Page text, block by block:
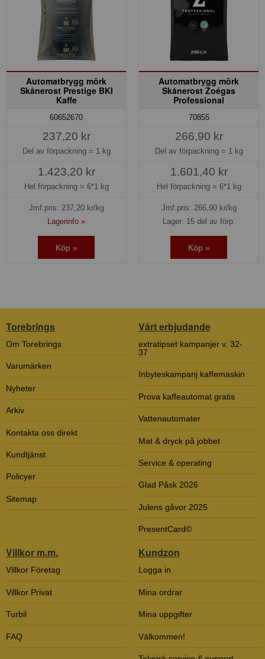
Automatbrygg mörk
Skånerost Prestige BKI
Kaffe
60652670
237,20 kr
Del av förpackning = 1 kg
1.423,20 kr
Hel förpackning = 6*1 kg
Jmf.pris: 237,20kr/kg
Lagerinfo »
Köp »
Automatbrygg mörk
Skånerost Zoégas
Professional
70855
266,90 kr
Del av förpackning = 1 kg
1.601,40 kr
Hel förpackning = 6*1 kg
Jmf.pris: 266,90kr/kg
Lager: 15 del av förp.
Köp »
Torebrings
Om Torebrings
Varumärken
Nyheter
Arkiv
Kontakta oss direkt
Kundtjänst
Policyer
Sitemap
Vårt erbjudande
extratipset kampanjer v. 32-
37
Inbyteskampanj kaffemaskin
Prova kaffeautomat gratis
Vattenautomater
Mat & dryck på jobbet
Service & operating
Glad Påsk 2026
Julens gåvor 2025
PresentCard©
Villkor m.m.
Villkor Företag
Villkor Privat
Turbil
FAQ
Kundzon
Logga in
Mina ordrar
Mina uppgifter
Välkommen!